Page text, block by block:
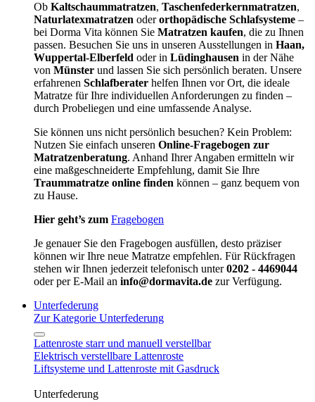
Ob Kaltschaummatratzen, Taschenfederkernmatratzen,
Naturlatexmatratzen oderorthopädische Schlafsysteme –
bei Dorma Vita können Sie Matratzen kaufen, die zu Ihnen
passen. Besuchen Sie uns in unseren Ausstellungen in Haan,
Wuppertal-Elberfeld oder in Lüdinghausen in der Nähe
von Münster und lassen Sie sich persönlich beraten. Unsere
erfahrenen Schlafberater helfen Ihnen vor Ort, die ideale
Matratze für Ihre individuellen Anforderungen zu finden –
durch Probeliegen und eine umfassende Analyse.
Sie können uns nicht persönlich besuchen? Kein Problem:
Nutzen Sie einfach unseren Online-Fragebogen zur
Matratzenberatung. Anhand Ihrer Angaben ermitteln wir
eine maßgeschneiderte Empfehlung, damit Sie Ihre
Traummatratze online finden können – ganz bequem von
zu Hause.
Hier geht’s zum Fragebogen
Je genauer Sie den Fragebogen ausfüllen, desto präziser
können wir Ihre neue Matratze empfehlen. Für Rückfragen
stehen wir Ihnen jederzeit telefonisch unter0202 - 4469044
oder per E-Mail an info@dormavita.de zur Verfügung.
Unterfederung
Zur Kategorie Unterfederung
Lattenroste starr und manuell verstellbar
Elektrisch verstellbare Lattenroste
Liftsysteme und Lattenroste mit Gasdruck
Unterfederung